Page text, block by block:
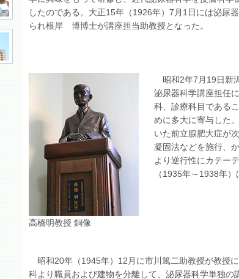
したのである。大正15年（1926年）7月1日には泌尿
られ根岸 博博士が講座担当助教授となった。
高橋明教授 銅像
昭和2年7月19日新
泌尿器科学講座担任
科、診療科目である
めに多大に寄与した
いた前立腺肥大症が
凝固法などを施行、
より逆行性にカテー
（1935年～1938年
昭和20年（1945年）12月に市川篤二助教授が教授
科より職員および建物を分離して、泌尿器科学単独の